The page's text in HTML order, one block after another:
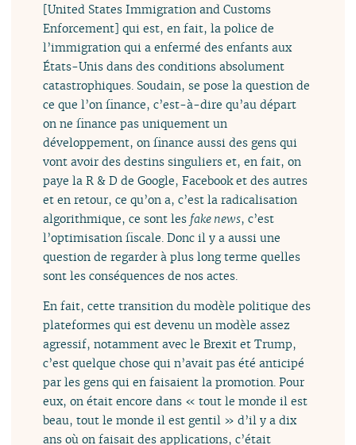
[United States Immigration and Customs
Enforcement] qui est, en fait, la police de
l’immigration qui a enfermé des enfants aux
États-Unis dans des conditions absolument
catastrophiques. Soudain, se pose la question de
ce que l’on finance, c’est-à-dire qu’au départ
on ne finance pas uniquement un
développement, on finance aussi des gens qui
vont avoir des destins singuliers et, en fait, on
paye la R & D de Google, Facebook et des autres
et en retour, ce qu’on a, c’est la radicalisation
algorithmique, ce sont les fake news, c’est
l’optimisation fiscale. Donc il y a aussi une
question de regarder à plus long terme quelles
sont les conséquences de nos actes.
En fait, cette transition du modèle politique des
plateformes qui est devenu un modèle assez
agressif, notamment avec le Brexit et Trump,
c’est quelque chose qui n’avait pas été anticipé
par les gens qui en faisaient la promotion. Pour
eux, on était encore dans « tout le monde il est
beau, tout le monde il est gentil » d’il y a dix
ans où on faisait des applications, c’était